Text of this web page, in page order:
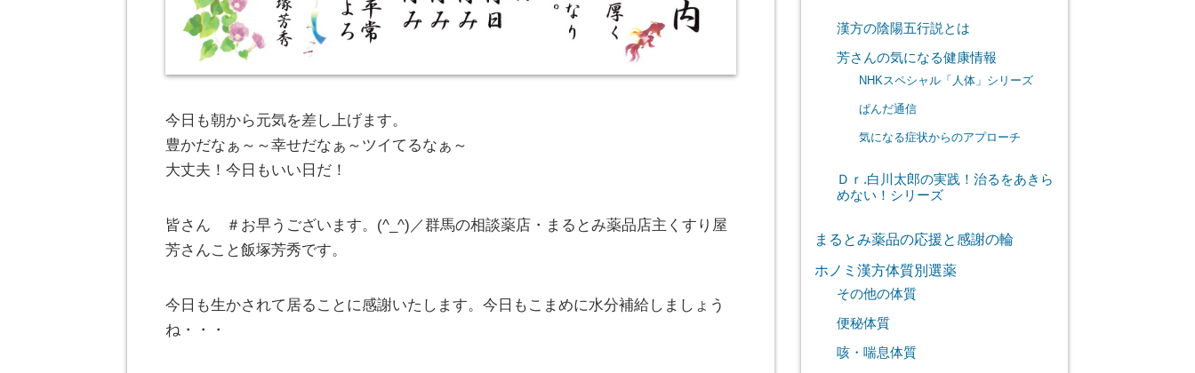
今日も朝から元気を差し上げます。
豊かだなぁ～～幸せだなぁ～ツイてるなぁ～
大丈夫！今日もいい日だ！
皆さん ＃お早うございます。(^_^)／群馬の相談薬店・まるとみ薬品店主くすり屋
芳さんこと飯塚芳秀です。
今日も生かされて居ることに感謝いたします。今日もこまめに水分補給しましょう
ね・・・
漢方の陰陽五行説とは
芳さんの気になる健康情報
NHKスペシャル「人体」シリーズ
ぱんだ通信
気になる症状からのアプローチ
Ｄｒ.白川太郎の実践！治るをあきら
めない！シリーズ
まるとみ薬品の応援と感謝の輪
ホノミ漢方体質別選薬
その他の体質
便秘体質
咳・喘息体質